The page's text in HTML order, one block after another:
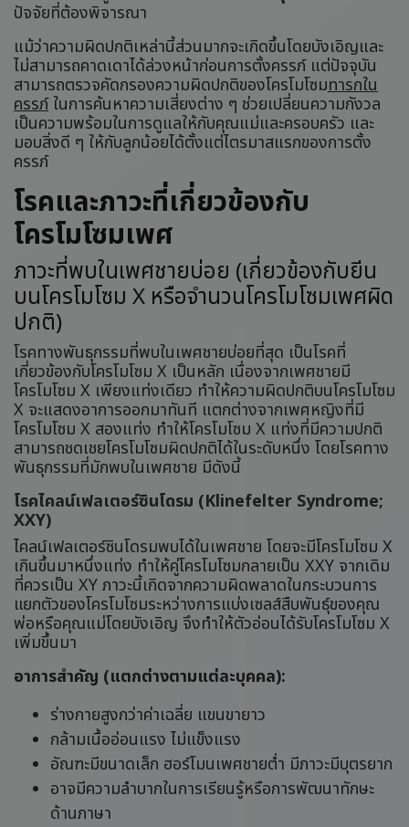
ปัจจัยที่ต้องพิจารณา
แม้ว่าความผิดปกติเหล่านี้ส่วนมากจะเกิดขึ้นโดยบังเอิญและ
ไม่สามารถคาดเดาได้ล่วงหน้าก่อนการตั้งครรภ์ แต่ปัจจุบัน
สามารถตรวจคัดกรองความผิดปกติของโครโมโซมทารกใน
ครรภ์ในการค้นหาความเสี่ยงต่าง ๆ ช่วยเปลี่ยนความกังวล
เป็นความพร้อมในการดูแลให้กับคุณแม่และครอบครัว และ
มอบสิ่งดี ๆ ให้กับลูกน้อยได้ตั้งแต่ไตรมาสแรกของการตั้ง
ครรภ์
โรคและภาวะที่เกี่ยวข้องกับ
โครโมโซมเพศ
ภาวะที่พบในเพศชายบ่อย (เกี่ยวข้องกับยีน
บนโครโมโซม X หรือจำนวนโครโมโซมเพศผิด
ปกติ)
โรคทางพันธุกรรมที่พบในเพศชายบ่อยที่สุด เป็นโรคที่
เกี่ยวข้องกับโครโมโซม X เป็นหลัก เนื่องจากเพศชายมี
โครโมโซม X เพียงแท่งเดียว ทำให้ความผิดปกติบนโครโมโซม
X จะแสดงอาการออกมาทันที แตกต่างจากเพศหญิงที่มี
โครโมโซม X สองแท่ง ทำให้โครโมโซม X แท่งที่มีความปกติ
สามารถชดเชยโครโมโซมผิดปกติได้ในระดับหนึ่ง โดยโรคทาง
พันธุกรรมที่มักพบในเพศชาย มีดังนี้
โรคไคลน์เฟลเตอร์ซินโดรม (Klinefelter Syndrome;
XXY)
ไคลน์เฟลเตอร์ซินโดรมพบได้ในเพศชาย โดยจะมีโครโมโซม X
เกินขึ้นมาหนึ่งแท่ง ทำให้คู่โครโมโซมกลายเป็น XXY จากเดิม
ที่ควรเป็น XY ภาวะนี้เกิดจากความผิดพลาดในกระบวนการ
แยกตัวของโครโมโซมระหว่างการแบ่งเซลส์สืบพันธุ์ของคุณ
พ่อหรือคุณแม่โดยบังเอิญ จึงทำให้ตัวอ่อนได้รับโครโมโซม X
เพิ่มขึ้นมา
อาการสำคัญ (แตกต่างตามแต่ละบุคคล):
ร่างกายสูงกว่าค่าเฉลี่ย แขนขายาว
กล้ามเนื้ออ่อนแรง ไม่แข็งแรง
อัณฑะมีขนาดเล็ก ฮอร์โมนเพศชายต่ำ มีภาวะมีบุตรยาก
อาจมีความลำบากในการเรียนรู้หรือการพัฒนาทักษะ
ด้านภาษา